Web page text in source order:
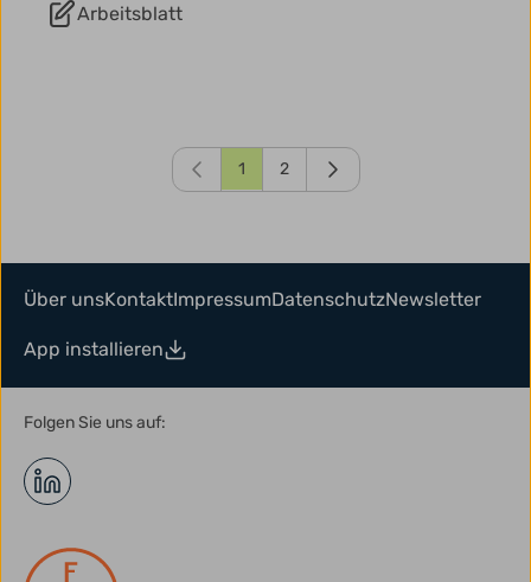
Arbeitsblatt
1 2
Über unsKontaktImpressumDatenschutzNewsletter
App installieren
Folgen Sie uns auf: